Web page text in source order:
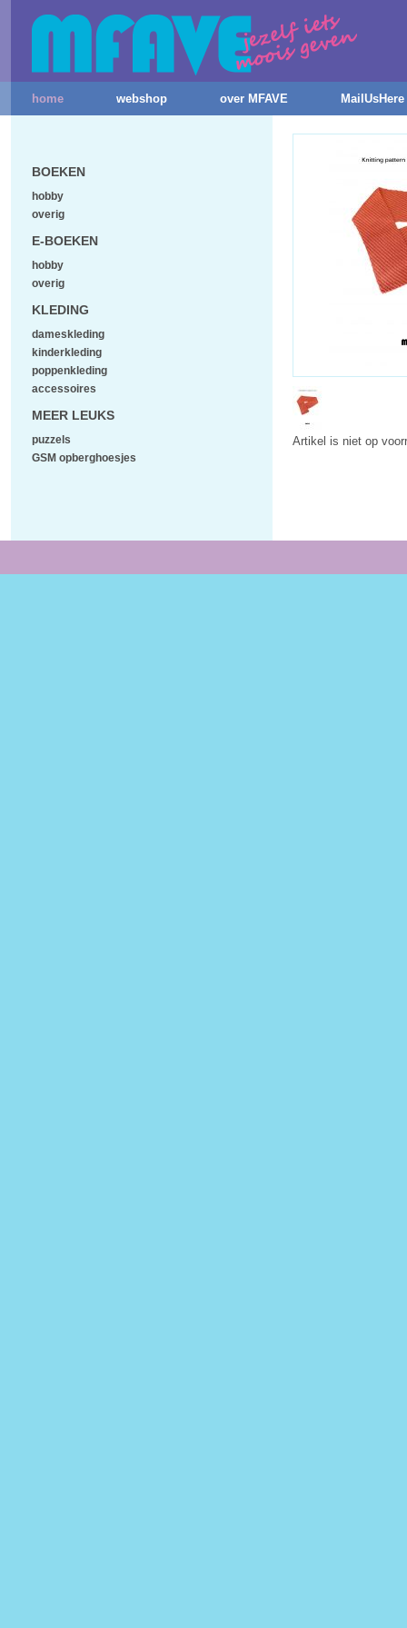
home webshop over MFAVE MailUsHere
Artikel is niet op
BOEKEN
hobby
overig
E-BOEKEN
hobby
overig
KLEDING
dameskleding
kinderkleding
poppenkleding
accessoires
MEER LEUKS
puzzels
GSM opberghoesjes